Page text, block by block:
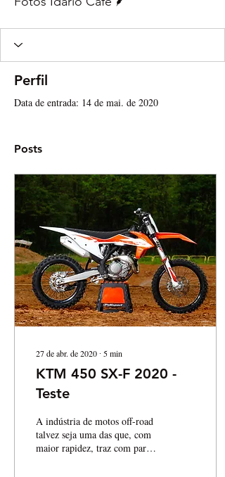
Perfil
Data de entrada: 14 de mai. de 2020
Posts
27 de abr. de 2020 ∙ 5min
KTM 450 SX-F 2020 -
Teste
A indústria de motos off-road
talvez seja uma das que, com
maior rapidez, traz com para